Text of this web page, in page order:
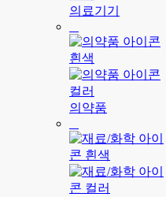
의료기기
의약품